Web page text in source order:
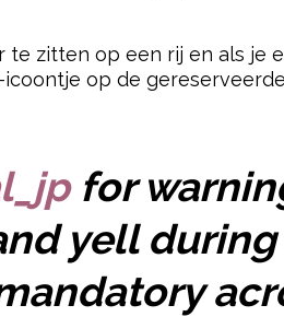
te zitten op een rij en als
op de
for
yell during